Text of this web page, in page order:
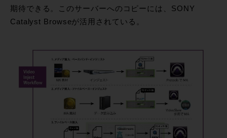
期待できる。このサーバーへのコピーには、SONY
Catalyst Browseが活用されている。